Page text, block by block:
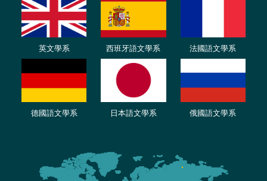
英文學系 西班牙語文學系 法國語文學系
德國語文學系 日本語文學系 俄國語文學系